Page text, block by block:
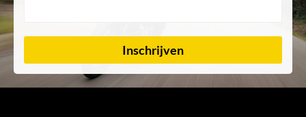
Inschrijven